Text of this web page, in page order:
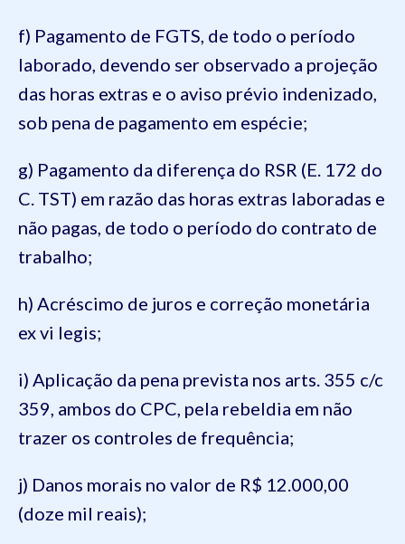
f) Pagamento de FGTS, de todo o período
laborado, devendo ser observado a projeção
das horas extras e o aviso prévio indenizado,
sob pena de pagamento em espécie;
g) Pagamento da diferença do RSR (E. 172 do
C. TST) em razão das horas extras laboradas e
não pagas, de todo o período do contrato de
trabalho;
h) Acréscimo de juros e correção monetária
ex vi legis;
i) Aplicação da pena prevista nos arts. 355 c/c
359, ambos do CPC, pela rebeldia em não
trazer os controles de frequência;
j) Danos morais no valor de R$ 12.000,00
(doze mil reais);